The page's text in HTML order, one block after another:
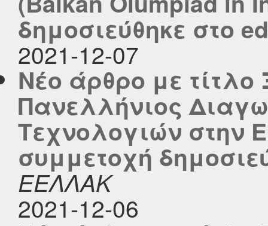
δημοσιεύθηκε στο
2021-12-07
Νέο άρθρο με τίτλο
Πανελλήνιος
Τεχνολογιών στην
συμμετοχή
ΕΕΛΛΑΚ
2021-12-06